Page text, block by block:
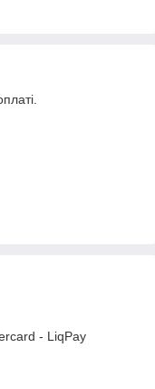
- LiqPay